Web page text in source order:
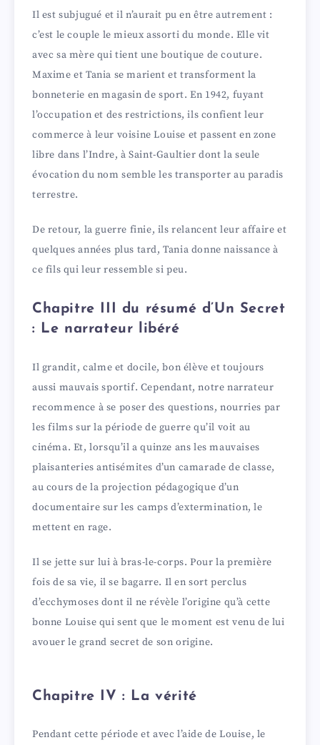
Il est subjugué et il n’aurait pu en être autrement :
c’est le couple le mieux assorti du monde. Elle vit
avec sa mère qui tient une boutique de couture.
Maxime et Tania se marient et transforment la
bonneterie en magasin de sport. En 1942, fuyant
l’occupation et des restrictions, ils confient leur
commerce à leur voisine Louise et passent en zone
libre dans l’Indre, à Saint-Gaultier dont la seule
évocation du nom semble les transporter au paradis
terrestre.
De retour, la guerre finie, ils relancent leur affaire et
quelques années plus tard, Tania donne naissance à
ce fils qui leur ressemble si peu.
Chapitre III du résumé d’Un Secret
: Le narrateur libéré
Il grandit, calme et docile, bon élève et toujours
aussi mauvais sportif. Cependant, notre narrateur
recommence à se poser des questions, nourries par
les films sur la période de guerre qu’il voit au
cinéma. Et, lorsqu’il a quinze ans les mauvaises
plaisanteries antisémites d’un camarade de classe,
au cours de la projection pédagogique d’un
documentaire sur les camps d’extermination, le
mettent en rage.
Il se jette sur lui à bras-le-corps. Pour la première
fois de sa vie, il se bagarre. Il en sort perclus
d’ecchymoses dont il ne révèle l’origine qu’à cette
bonne Louise qui sent que le moment est venu de lui
avouer le grand secret de son origine.
Chapitre IV : La vérité
Pendant cette période et avec l’aide de Louise, le